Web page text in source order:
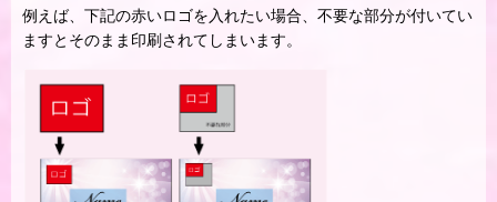
例えば、下記の赤いロゴを入れたい場合、不要な部分が付いてい
ますとそのまま印刷されてしまいます。